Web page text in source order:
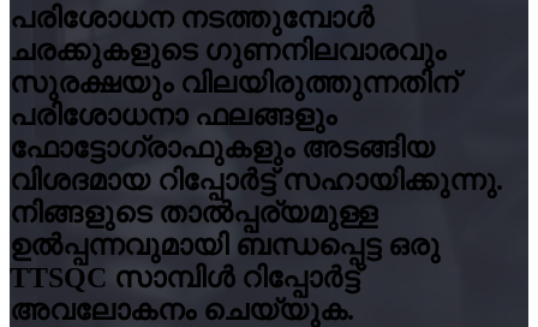
പരിശോധന നടത്തുമ്പോൾ
ചരക്കുകളുടെ ഗുണനിലവാരവും
സുരക്ഷയും വിലയിരുത്തുന്നതിന്
പരിശോധനാ ഫലങ്ങളും
ഫോട്ടോഗ്രാഫുകളും അടങ്ങിയ
വിശദമായ റിപ്പോർട്ട് സഹായിക്കുന്നു.
നിങ്ങളുടെ താൽപ്പര്യമുള്ള
ഉൽപ്പന്നവുമായി ബന്ധപ്പെട്ട ഒരു
TTSQC സാമ്പിൾ റിപ്പോർട്ട്
അവലോകനം ചെയ്യുക.